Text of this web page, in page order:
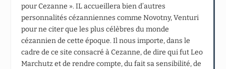
pour Cezanne ». IL accueillera bien d’autres
personnalités cézanniennes comme Novotny, Venturi
pour ne citer que les plus célèbres du monde
cézannien de cette époque. Il nous importe, dans le
cadre de ce site consacré à Cezanne, de dire qui fut Leo
Marchutz et de rendre compte, du fait sa sensibilité, de